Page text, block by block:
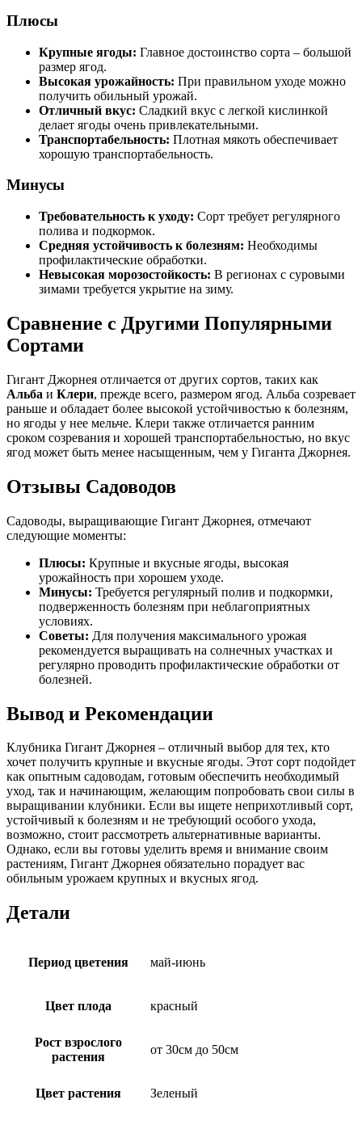
Плюсы
Крупные ягоды: Главное достоинство сорта – большой
размер ягод.
Высокая урожайность: При правильном уходе можно
получить обильный урожай.
Отличный вкус: Сладкий вкус с легкой кислинкой
делает ягоды очень привлекательными.
Транспортабельность: Плотная мякоть обеспечивает
хорошую транспортабельность.
Минусы
Требовательность к уходу: Сорт требует регулярного
полива и подкормок.
Средняя устойчивость к болезням: Необходимы
профилактические обработки.
Невысокая морозостойкость: В регионах с суровыми
зимами требуется укрытие на зиму.
Сравнение с Другими Популярными
Сортами
Гигант Джорнея отличается от других сортов, таких как
Альба и Клери, прежде всего, размером ягод. Альба созревает
раньше и обладает более высокой устойчивостью к болезням,
но ягоды у нее мельче. Клери также отличается ранним
сроком созревания и хорошей транспортабельностью, но вкус
ягод может быть менее насыщенным, чем у Гиганта Джорнея.
Отзывы Садоводов
Садоводы, выращивающие Гигант Джорнея, отмечают
следующие моменты:
Плюсы: Крупные и вкусные ягоды, высокая
урожайность при хорошем уходе.
Минусы: Требуется регулярный полив и подкормки,
подверженность болезням при неблагоприятных
условиях.
Советы: Для получения максимального урожая
рекомендуется выращивать на солнечных участках и
регулярно проводить профилактические обработки от
болезней.
Вывод и Рекомендации
Клубника Гигант Джорнея – отличный выбор для тех, кто
хочет получить крупные и вкусные ягоды. Этот сорт подойдет
как опытным садоводам, готовым обеспечить необходимый
уход, так и начинающим, желающим попробовать свои силы в
выращивании клубники. Если вы ищете неприхотливый сорт,
устойчивый к болезням и не требующий особого ухода,
возможно, стоит рассмотреть альтернативные варианты.
Однако, если вы готовы уделить время и внимание своим
растениям, Гигант Джорнея обязательно порадует вас
обильным урожаем крупных и вкусных ягод.
Детали
Период цветения май-июнь
Цвет плода красный
Рост взрослого
растения
от 30см до 50см
Цвет растения Зеленый